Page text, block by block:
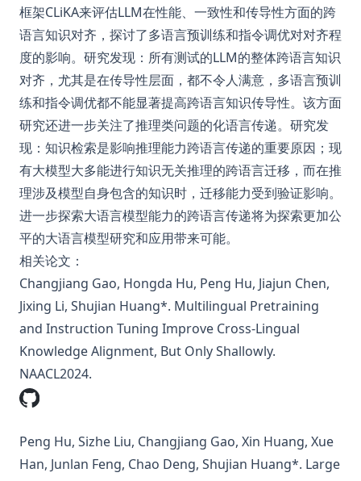
框架CLiKA来评估LLM在性能、一致性和传导性方面的跨
语言知识对齐，探讨了多语言预训练和指令调优对对齐程
度的影响。研究发现：所有测试的LLM的整体跨语言知识
对齐，尤其是在传导性层面，都不令人满意，多语言预训
练和指令调优都不能显著提高跨语言知识传导性。该方面
研究还进一步关注了推理类问题的化语言传递。研究发
现：知识检索是影响推理能力跨语言传递的重要原因；现
有大模型大多能进行知识无关推理的跨语言迁移，而在推
理涉及模型自身包含的知识时，迁移能力受到验证影响。
进一步探索大语言模型能力的跨语言传递将为探索更加公
平的大语言模型研究和应用带来可能。
相关论文：
Changjiang Gao, Hongda Hu, Peng Hu, Jiajun Chen,
Jixing Li, Shujian Huang*. Multilingual Pretraining
and Instruction Tuning Improve Cross-Lingual
Knowledge Alignment, But Only Shallowly.
NAACL2024.
Peng Hu, Sizhe Liu, Changjiang Gao, Xin Huang, Xue
Han, Junlan Feng, Chao Deng, Shujian Huang*. Large